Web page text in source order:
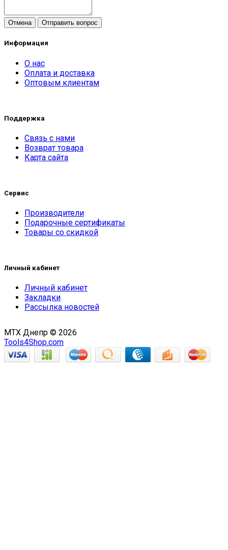
Отмена Отправить вопрос
Информация
О нас
Оплата и доставка
Оптовым клиентам
Поддержка
Связь с нами
Возврат товара
Карта сайта
Сервис
Производители
Подарочные сертификаты
Товары со скидкой
Личный кабинет
Личный кабинет
Закладки
Рассылка новостей
MTX Днепр © 2026
Tools4Shop.com